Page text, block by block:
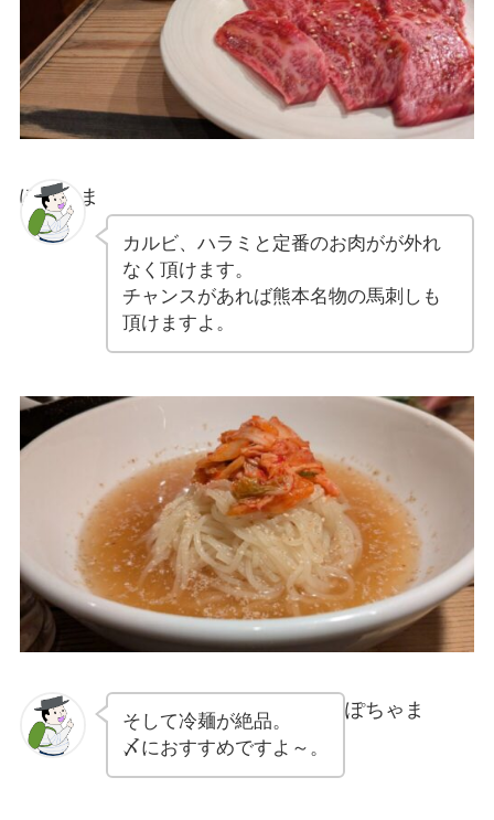
ぽちゃま
カルビ、ハラミと定番のお肉がが外れ
なく頂けます。
チャンスがあれば熊本名物の馬刺しも
頂けますよ。
ぽちゃま
そして冷麺が絶品。
〆におすすめですよ～。